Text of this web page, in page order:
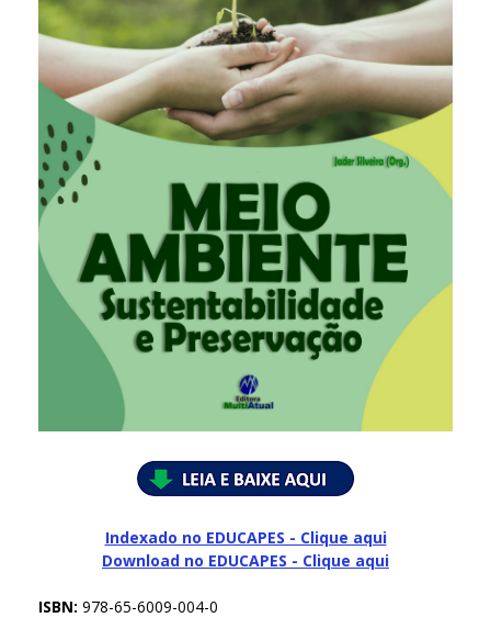
Indexado no EDUCAPES - Clique aqui
Download no EDUCAPES - Clique aqui
ISBN: 978-65-6009-004-0